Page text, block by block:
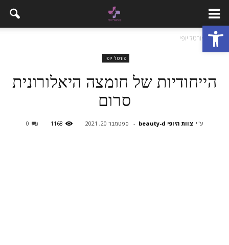
פתח סרגל נגישות
בית פורטל יופי
פורטל יופי
הייחודיות של חומצה היאלורונית
סרום
ע"י צוות היופי beauty-d - ספטמבר 20, 2021 1168
0